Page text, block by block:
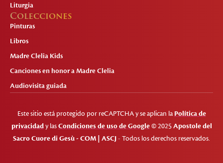
Liturgia
Colecciones
Pinturas
Libros
Madre Clelia Kids
Canciones en honor a Madre Clelia
Audiovisita guiada
Este sitio está protegido por reCAPTCHA y se aplican la Política de
privacidady lasCondiciones de uso de Google© 2025Apostole del
Sacro Cuore di Gesù - COM | ASCJ- Todos los derechos reservados.